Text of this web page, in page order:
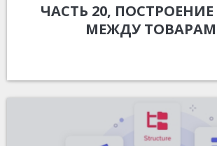
ЧАСТЬ 20, ПОСТРОЕНИЕ
МЕЖДУ